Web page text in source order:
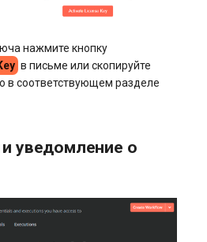
нажмите кнопку
в письме или скопируйте
в соответствующем разделе
уведомление о